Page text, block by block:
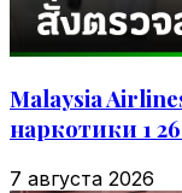
Malaysia
наркотики 1
7 августа 2026